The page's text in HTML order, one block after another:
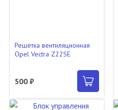
Решетка вентиляционная
Opel Vectra Z22SE
500 ₽